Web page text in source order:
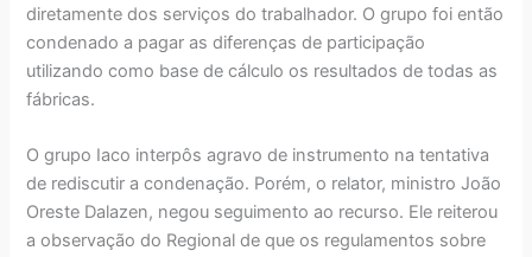
diretamente dos serviços do trabalhador. O grupo foi então
condenado a pagar as diferenças de participação
utilizando como base de cálculo os resultados de todas as
fábricas.
O grupo Iaco interpôs agravo de instrumento na tentativa
de rediscutir a condenação. Porém, o relator, ministro João
Oreste Dalazen, negou seguimento ao recurso. Ele reiterou
a observação do Regional de que os regulamentos sobre